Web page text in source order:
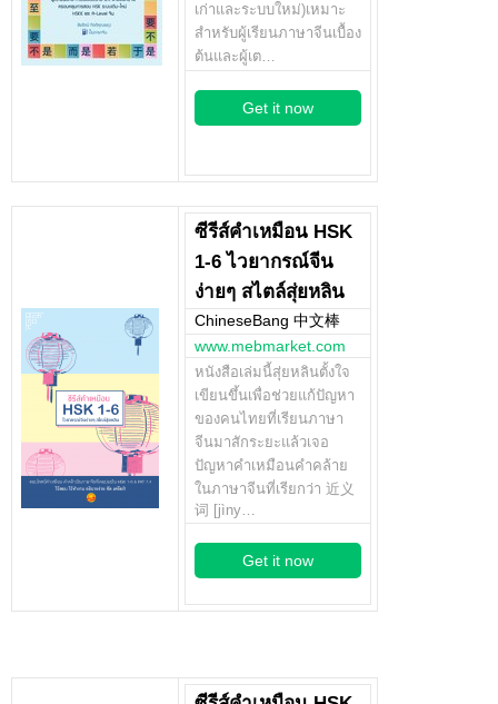
เก่าและระบบใหม่)เหมาะ
สำหรับผู้เรียนภาษาจีนเบื้อง
ต้นและผู้เต…
Get it now
ซีรีส์คำเหมือน HSK
1-6 ไวยากรณ์จีน
ง่ายๆ สไตล์สุ่ยหลิน
ChineseBang 中文棒
www.mebmarket.com
หนังสือเล่มนี้สุ่ยหลินตั้งใจ
เขียนขึ้นเพื่อช่วยแก้ปัญหา
ของคนไทยที่เรียนภาษา
จีนมาสักระยะแล้วเจอ
ปัญหาคำเหมือนคำคล้าย
ในภาษาจีนที่เรียกว่า 近义
词 [jìny…
Get it now